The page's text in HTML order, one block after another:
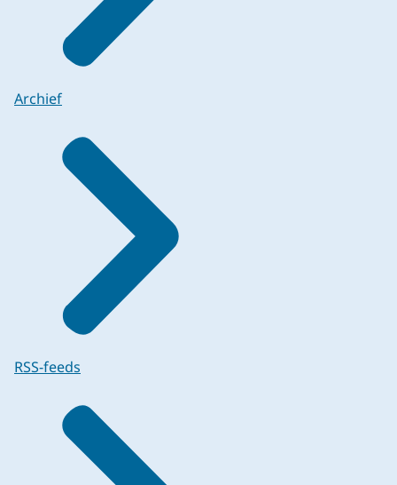
Archief
RSS-feeds